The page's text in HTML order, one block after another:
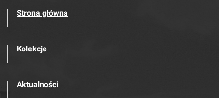
Strona główna
Kolekcje
Aktualności